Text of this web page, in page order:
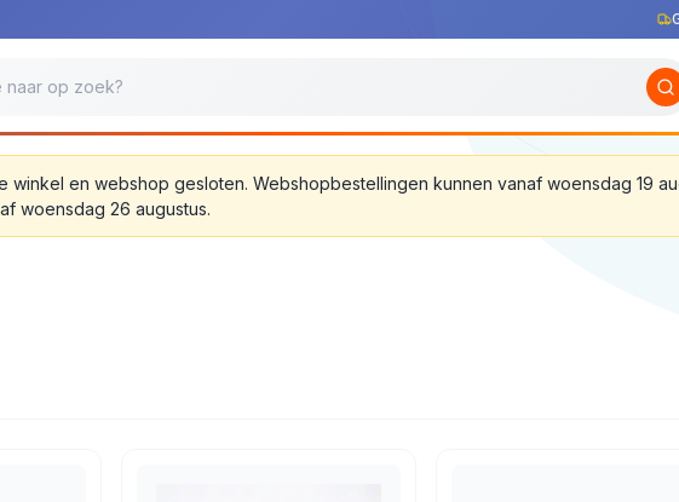
winkel en webshop gesloten. Webshopbestellingen kunnen vanaf woensdag 19
woensdag 26 augustus.